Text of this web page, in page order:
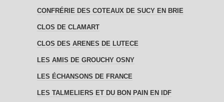
CONFRÉRIE DES COTEAUX DE SUCY EN BRIE
CLOS DE CLAMART
CLOS DES ARENES DE LUTECE
LES AMIS DE GROUCHY OSNY
LES ÉCHANSONS DE FRANCE
LES TALMELIERS ET DU BON PAIN EN IDF